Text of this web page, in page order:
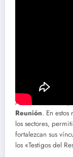
Además del retiro,
Reunión. En
los sectores,
fortalezcan sus
los «Testigos del